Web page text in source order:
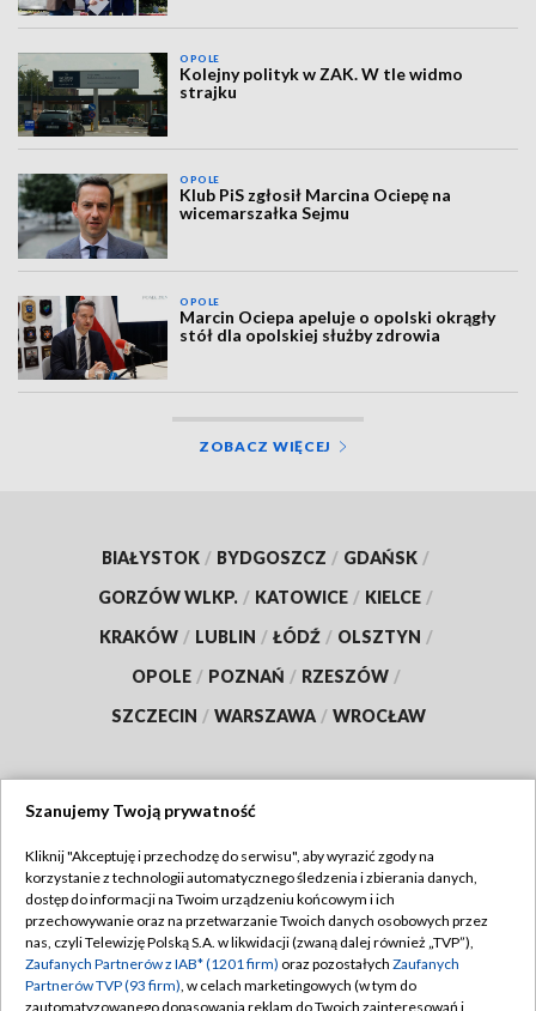
OPOLE
Kolejny polityk w ZAK. W tle widmo
strajku
OPOLE
Klub PiS zgłosił Marcina Ociepę na
wicemarszałka Sejmu
OPOLE
Marcin Ociepa apeluje o opolski okrągły
stół dla opolskiej służby zdrowia
ZOBACZ WIĘCEJ
BIAŁYSTOK / BYDGOSZCZ / GDAŃSK /
GORZÓW WLKP. / KATOWICE / KIELCE /
KRAKÓW / LUBLIN / ŁÓDŹ / OLSZTYN /
OPOLE / POZNAŃ / RZESZÓW /
SZCZECIN / WARSZAWA / WROCŁAW
TVP
Abonament TVP
Emisja w TVP
Centrum informacji TVP
Regulamin TVP
Polityka prywatności
Moje zgody
Szanujemy Twoją prywatność
Kliknij "Akceptuję i przechodzę do serwisu", aby wyrazić zgody na
korzystanie z technologii automatycznego śledzenia i zbierania danych,
dostęp do informacji na Twoim urządzeniu końcowym i ich
przechowywanie oraz na przetwarzanie Twoich danych osobowych przez
nas, czyli Telewizję Polską S.A. w likwidacji (zwaną dalej również „TVP”),
Zaufanych Partnerów z IAB* (1201 firm) oraz pozostałych Zaufanych
Partnerów TVP (93 firm), w celach marketingowych (w tym do
zautomatyzowanego dopasowania reklam do Twoich zainteresowań i